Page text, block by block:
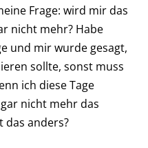
Frage: wird mir das
nicht mehr? Habe
und mir wurde gesagt,
sollte, sonst muss
ich diese Tage
nicht mehr das
das anders?